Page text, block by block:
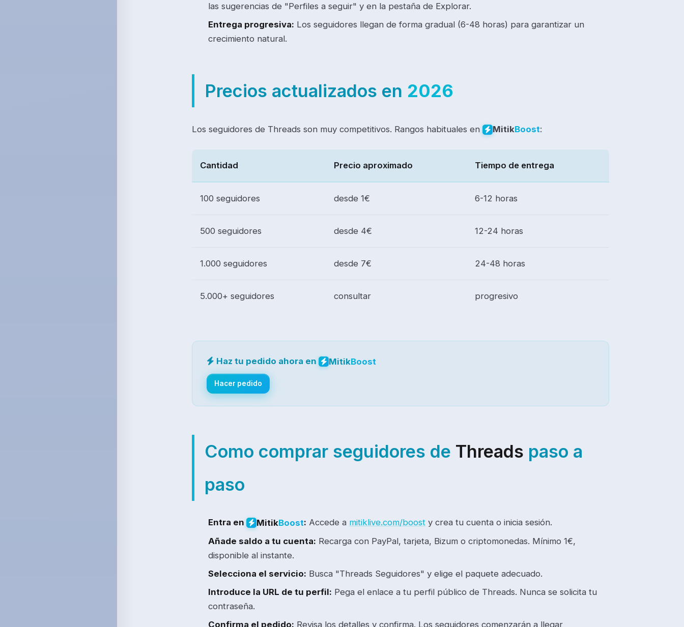
las sugerencias de "Perfiles a seguir" y en la pestaña de Explorar.
Entrega progresiva: Los seguidores llegan de forma gradual (6-48 horas) para garantizar un
crecimiento natural.
Precios actualizados en 2026
Los seguidores de Threads son muy competitivos. Rangos habituales en MitikBoost:
Cantidad Precio aproximado Tiempo de entrega
100 seguidores desde 1€ 6-12 horas
500 seguidores desde 4€ 12-24 horas
1.000 seguidores desde 7€ 24-48 horas
5.000+ seguidores consultar progresivo
Haz tu pedido ahora en MitikBoost
Hacer pedido
Como comprar seguidores de Threads paso a
paso
Entra en MitikBoost: Accede a mitiklive.com/boost y crea tu cuenta o inicia sesión.
Añade saldo a tu cuenta: Recarga con PayPal, tarjeta, Bizum o criptomonedas. Mínimo 1€,
disponible al instante.
Selecciona el servicio: Busca "Threads Seguidores" y elige el paquete adecuado.
Introduce la URL de tu perfil: Pega el enlace a tu perfil público de Threads. Nunca se solicita tu
contraseña.
Confirma el pedido: Revisa los detalles y confirma. Los seguidores comenzarán a llegar